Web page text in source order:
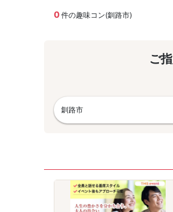
0 件の趣味コン(釧路市)
ご
釧路市